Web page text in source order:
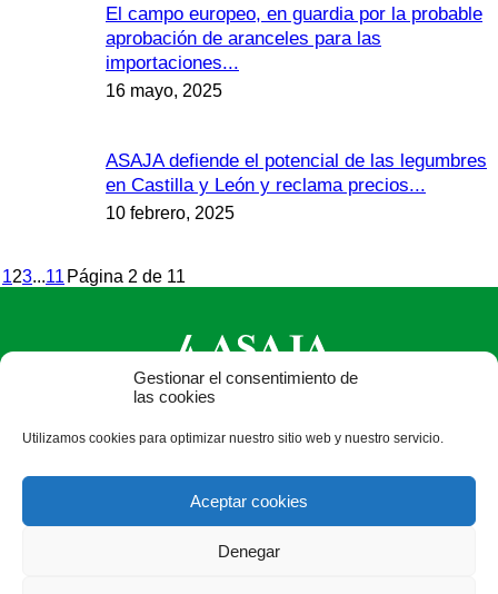
Gestionar el consentimiento de
las cookies
Utilizamos cookies para optimizar nuestro sitio web y nuestro servicio.
Aceptar cookies
Denegar
El campo europeo, en guardia por la probable
aprobación de aranceles para las
importaciones...
16 mayo, 2025
ASAJA defiende el potencial de las legumbres
en Castilla y León y reclama precios...
10 febrero, 2025
123...11 Página 2 de 11
Valladolid - España · Tel.: +34 983 472 350 ·
info@asajacyl.com